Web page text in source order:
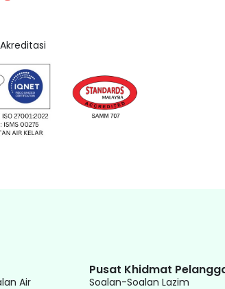
Air
Pusat Khidmat
Soalan-Soalan Lazim